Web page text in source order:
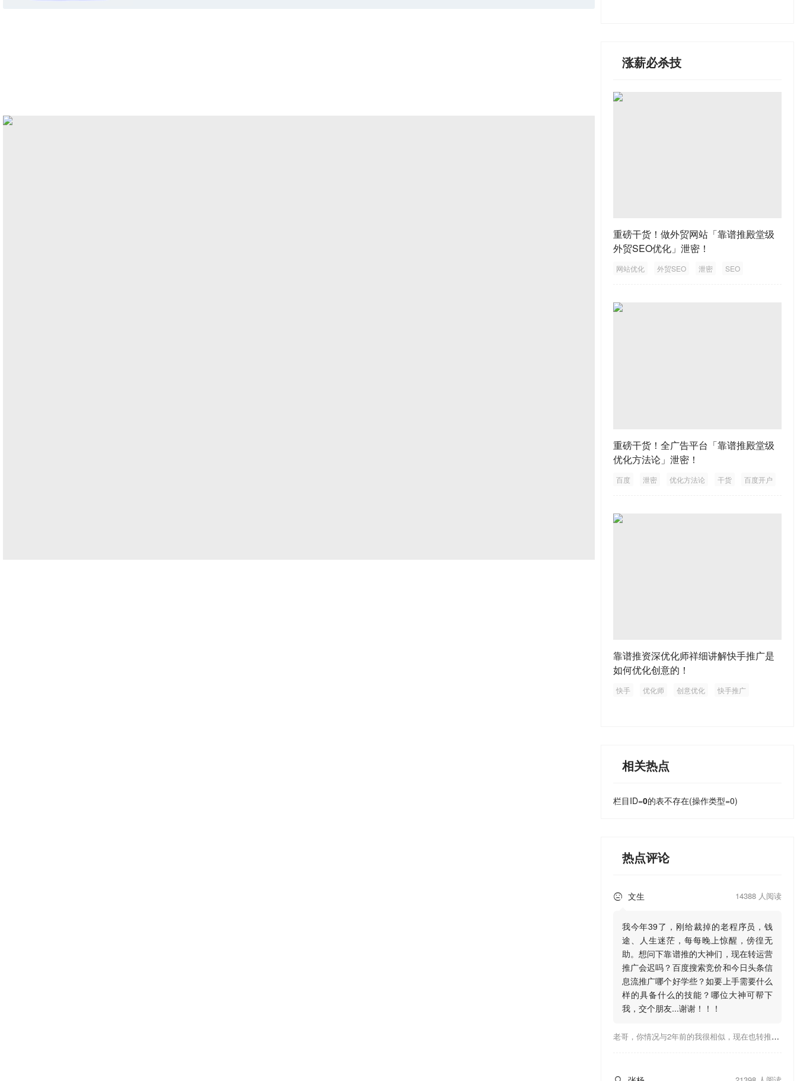
涨薪必杀技
重磅干货！做外贸网站「靠谱推殿堂级
外贸SEO优化」泄密！
网站优化 外贸SEO 泄密
SEO
重磅干货！全广告平台「靠谱推殿堂级
优化方法论」泄密！
百度 泄密 优化方法论 干货 百度开户
靠谱推资深优化师祥细讲解快手推广是
如何优化创意的！
快手 优化师 创意优化 快手推广
相关热点
栏目ID=0的表不存在(操作类型=0)
热点评论
 文生 14388 人阅读
我今年39了，刚给裁掉的老程序员，钱
途、人生迷茫，每每晚上惊醒，傍徨无
助。想问下靠谱推的大神们，现在转运营
推广会迟吗？百度搜索竞价和今日头条信
息流推广哪个好学些？如要上手需要什么
样的具备什么的技能？哪位大神可帮下
我，交个朋友...谢谢！！！
老哥，你情况与2年前的我很相似，现在也转推广，这行有钱景，你有基础上手会比较快，不必担心。至于学竞价还是信息流哪个好，我是信息流广告入手，现在迷上靠谱推关注大神们的营销推广干货。有空你也可多泡下这站，真能学到不少东西；希望可以帮到你！